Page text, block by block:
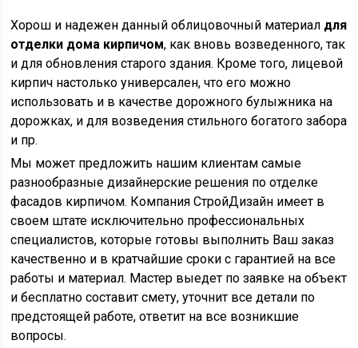
Хорош и надежен данный облицовочный материал для
отделки дома кирпичом, как вновь возведенного, так
и для обновления старого здания. Кроме того, лицевой
кирпич настолько универсален, что его можно
использовать и в качестве дорожного булыжника на
дорожках, и для возведения стильного богатого забора
и пр.
Мы может предложить нашим клиентам самые
разнообразные дизайнерские решения по отделке
фасадов кирпичом. Компания СтройДизайн имеет в
своем штате исключительно профессиональных
специалистов, которые готовы выполнить Ваш заказ
качественно и в кратчайшие сроки с гарантией на все
работы и материал. Мастер выедет по заявке на объект
и бесплатно составит смету, уточнит все детали по
предстоящей работе, ответит на все возникшие
вопросы.